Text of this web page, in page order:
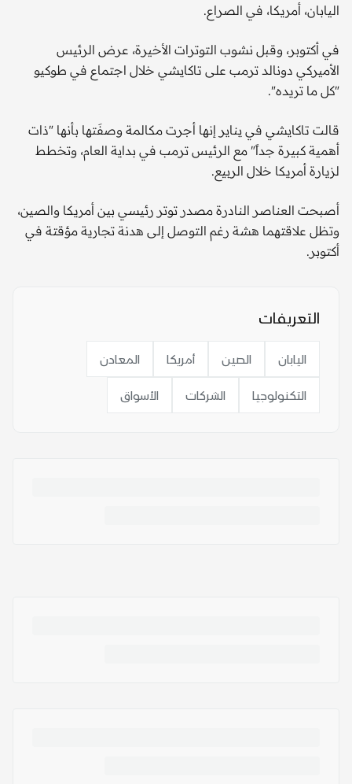
اليابان، أمريكا، في الصراع.
في أكتوبر، وقبل نشوب التوترات الأخيرة، عرض الرئيس
الأميركي دونالد ترمب على تاكايشي خلال اجتماع في طوكيو
"كل ما تريده".
قالت تاكايشي في يناير إنها أجرت مكالمة وصفَتها بأنها "ذات
أهمية كبيرة جداً" مع الرئيس ترمب في بداية العام، وتخطط
لزيارة أمريكا خلال الربيع.
أصبحت العناصر النادرة مصدر توتر رئيسي بين أمريكا والصين،
وتظل علاقتهما هشة رغم التوصل إلى هدنة تجارية مؤقتة في
أكتوبر.
التعريفات
اليابان الصين أمريكا المعادن
التكنولوجيا الشركات الأسواق